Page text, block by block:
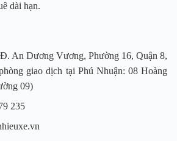
dài hạn.
An Dương Vương, Phường 16, Quận 8,
giao dịch tại Phú Nhuận: 08 Hoàng
09)
235